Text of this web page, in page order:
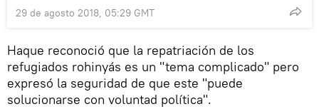
29 de agosto 2018, 05:29 GMT
Haque reconoció que la repatriación de los
refugiados rohinyás es un "tema complicado" pero
expresó la seguridad de que este "puede
solucionarse con voluntad política".